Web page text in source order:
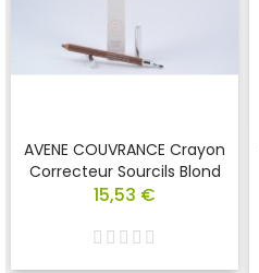
AVENE COUVRANCE Crayon
Correcteur Sourcils Blond
15,53 €